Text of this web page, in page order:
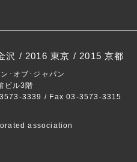
沢 / 2016 東京 / 2015 京都
･オブ･ジャパン
ビル3階
3339 / Fax 03-3573-3315
association